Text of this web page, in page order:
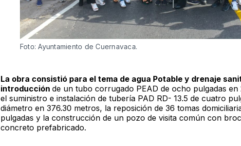
Foto: Ayuntamiento de Cuernavaca.
La obra consistió para el tema de agua Potable y drenaje
introducción de un tubo corrugado PEAD de ocho pulgadas en
el suministro e instalación de tubería PAD RD- 13.5 de cuatro
diámetro en 376.30 metros, la reposición de 36 tomas
pulgadas y la construcción de un pozo de visita común con
concreto prefabricado.